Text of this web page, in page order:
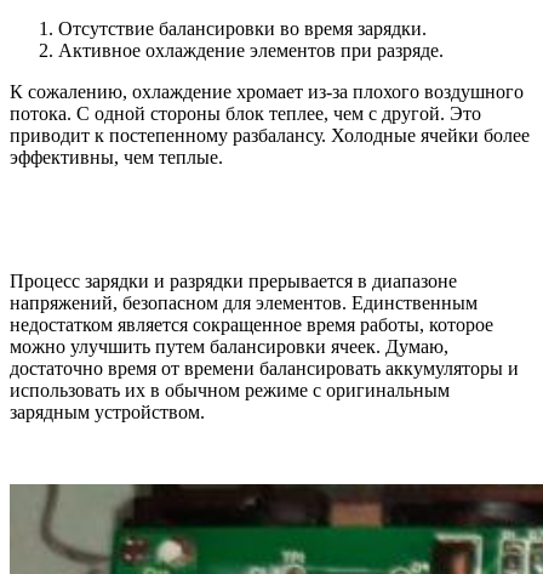
Отсутствие балансировки во время зарядки.
Активное охлаждение элементов при разряде.
К сожалению, охлаждение хромает из-за плохого воздушного
потока. С одной стороны блок теплее, чем с другой. Это
приводит к постепенному разбалансу. Холодные ячейки более
эффективны, чем теплые.
Процесс зарядки и разрядки прерывается в диапазоне
напряжений, безопасном для элементов. Единственным
недостатком является сокращенное время работы, которое
можно улучшить путем балансировки ячеек. Думаю,
достаточно время от времени балансировать аккумуляторы и
использовать их в обычном режиме с оригинальным
зарядным устройством.